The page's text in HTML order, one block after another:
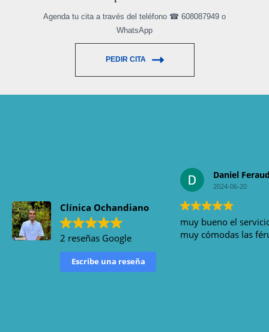
Agenda tu cita a través del teléfono ☎ 608087949 o
WhatsApp
PEDIR CITA
Clínica Ochandiano
2 reseñas Google
Escribe una reseña
Daniel
2024-06-20
muy bueno el
muy cómodas las